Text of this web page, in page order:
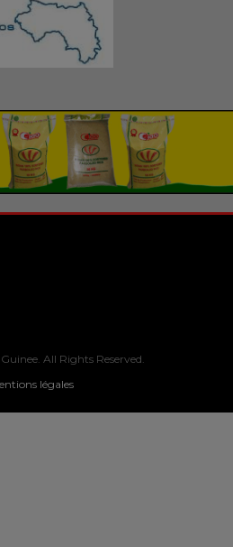
All Rights Reserved.
légales